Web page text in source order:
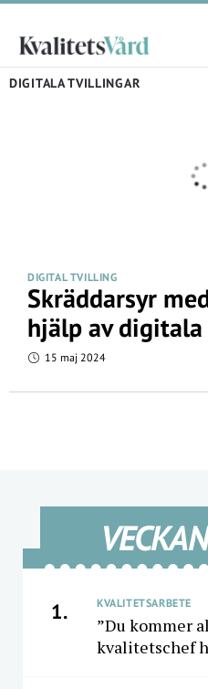
DIGITALA TVILLINGAR
DIGITAL TVILLING
Skräddarsyr
hjälp av
15 maj 2024
1. KVALITETSARBETE
”Du kommer
kvalitetschef